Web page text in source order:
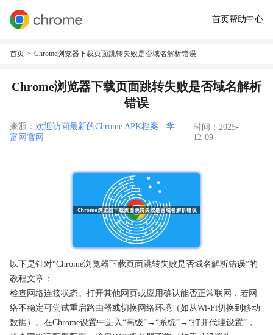
首页帮助中心
首页 > Chrome浏览器下载页面跳转失败是否域名解析错误
Chrome浏览器下载页面跳转失败是否域名解析
错误
来源： 欢迎访问最新的Chrome APK档案 - 学
富网官网
时间：2025-
12-09
以下是针对“Chrome浏览器下载页面跳转失败是否域名解析错误”的
教程文章：
检查网络连接状态。打开其他网页或应用确认能否正常联网，若网
络不稳定可尝试重启路由器或切换网络环境（如从Wi-Fi切换到移动
数据）。在Chrome设置中进入“高级”→“系统”→“打开代理设置”，